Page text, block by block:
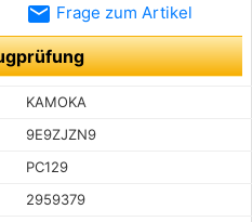
email Frage zum Artikel
KAMOKA
9E9ZJZN9
PC129
2959379